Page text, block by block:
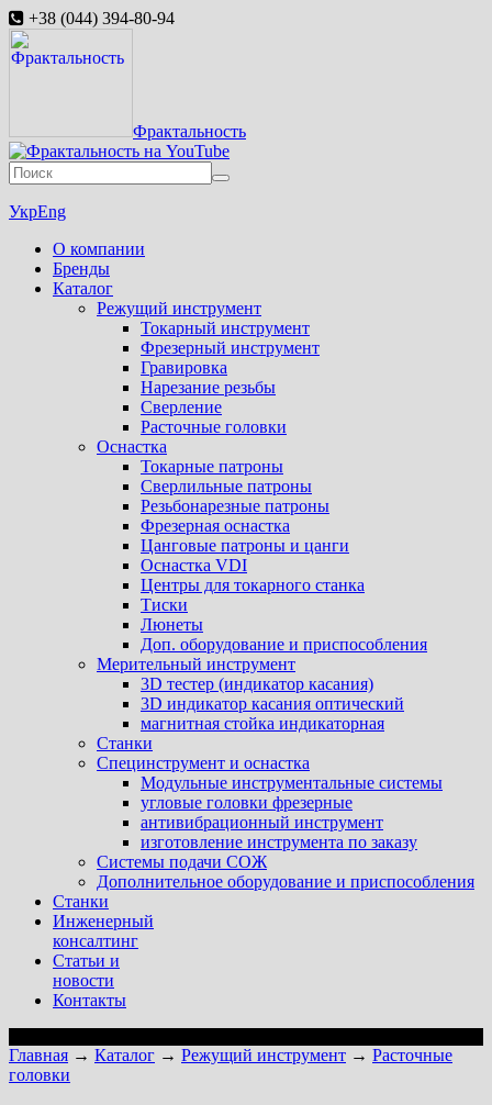
+38 (044) 394-80-94
Фрактальность
УкрEng
О компании
Бренды
Каталог
Режущий инструмент
Токарный инструмент
Фрезерный инструмент
Гравировка
Нарезание резьбы
Сверление
Расточные головки
Оснастка
Токарные патроны
Сверлильные патроны
Резьбонарезные патроны
Фрезерная оснастка
Цанговые патроны и цанги
Оснастка VDI
Центры для токарного станка
Тиски
Люнеты
Доп. оборудование и приспособления
Мерительный инструмент
3D тестер (индикатор касания)
3D индикатор касания оптический
магнитная стойка индикаторная
Станки
Специнструмент и оснастка
Модульные инструментальные системы
угловые головки фрезерные
антивибрационный инструмент
изготовление инструмента по заказу
Системы подачи СОЖ
Дополнительное оборудование и приспособления
Станки
Инженерный
консалтинг
Статьи и
новости
Контакты
Главная → Каталог → Режущий инструмент → Расточные
головки